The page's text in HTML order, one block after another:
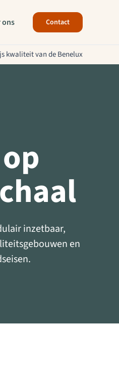
ons Contact
kwaliteit van de Benelux
inzetbaar,
en